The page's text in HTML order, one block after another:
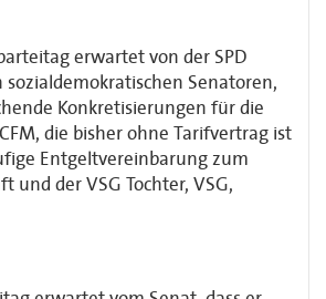
erwartet von der SPD
sozialdemokratischen Senatoren,
Konkretisierungen für die
die bisher ohne Tarifvertrag ist
Entgeltvereinbarung zum
und der VSG Tochter, VSG,